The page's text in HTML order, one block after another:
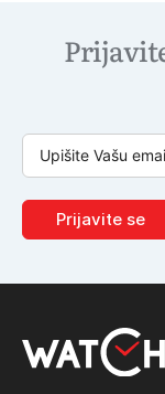
Prijavite se